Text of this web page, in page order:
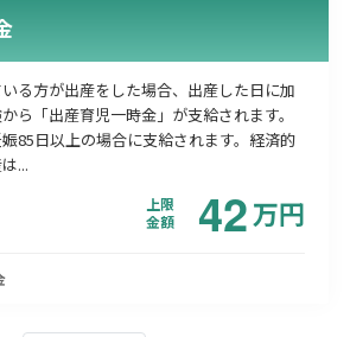
る方が出産をした場合、出産した日に加
ら「出産育児一時金」が支給されます。
娠85日以上の場合に支給されます。経済的
...
上限
金額
42万円